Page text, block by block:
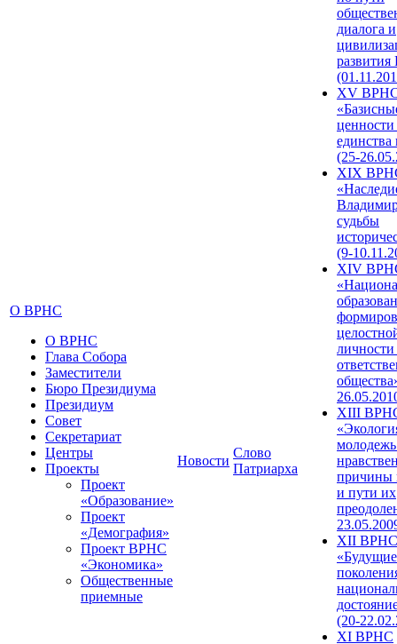
О ВРНС
О ВРНС
Глава Собора
Заместители
Бюро Президиума
Президиум
Совет
Секретариат
Центры
Проекты
Проект
«Образование»
Проект
«Демография»
Проект ВРНС
«Экономика»
Общественные
приемные
Новости
Слово
Патриарха
диалога и
развития
XV
единства
(25-
XIX
судьбы
(9-
XIV
XIII
причины
и пути их
XII ВРНС
«Будущие
(20-
XI ВРНС